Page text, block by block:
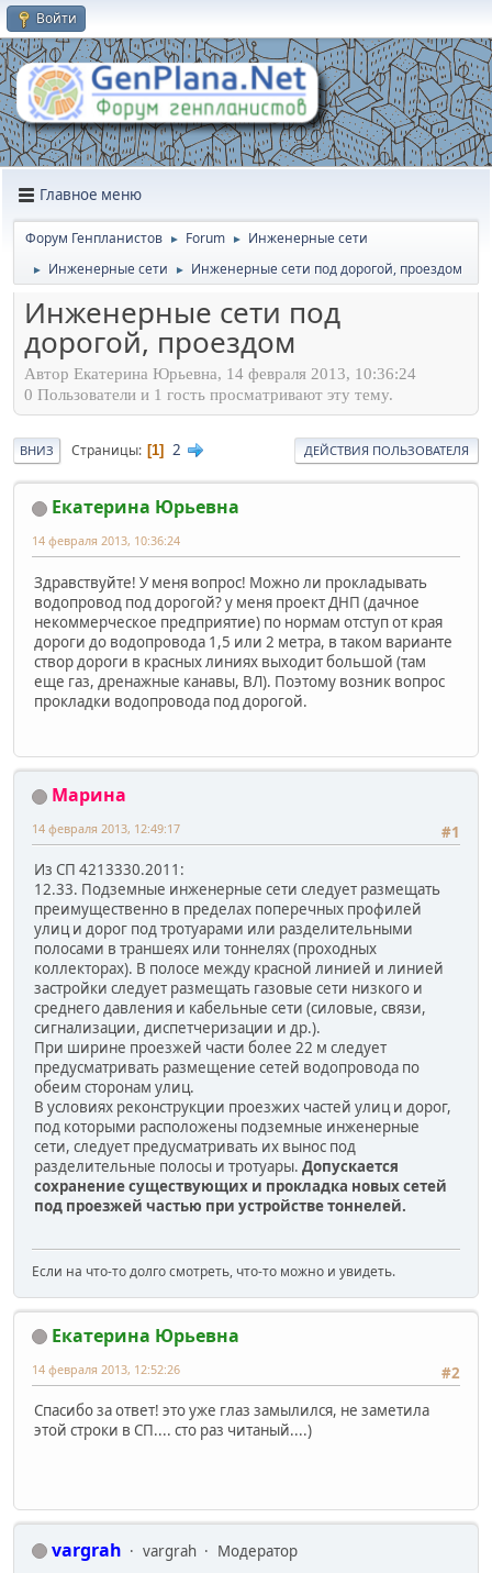
Войти
Главное меню
Форум Генпланистов ► Forum ► Инженерные сети
► Инженерные сети ► Инженерные сети под дорогой, проездом
Инженерные сети под
дорогой, проездом
Автор Екатерина Юрьевна, 14 февраля 2013, 10:36:24
0 Пользователи и 1 гость просматривают эту тему.
ВНИЗ Страницы 1 2 ДЕЙСТВИЯ ПОЛЬЗОВАТЕЛЯ
Екатерина Юрьевна
14 февраля 2013, 10:36:24
Здравствуйте! У меня вопрос! Можно ли прокладывать
водопровод под дорогой? у меня проект ДНП (дачное
некоммерческое предприятие) по нормам отступ от края
дороги до водопровода 1,5 или 2 метра, в таком варианте
створ дороги в красных линиях выходит большой (там
еще газ, дренажные канавы, ВЛ). Поэтому возник вопрос
прокладки водопровода под дорогой.
Марина
#1
14 февраля 2013, 12:49:17
Из СП 4213330.2011:
12.33. Подземные инженерные сети следует размещать
преимущественно в пределах поперечных профилей
улиц и дорог под тротуарами или разделительными
полосами в траншеях или тоннелях (проходных
коллекторах). В полосе между красной линией и линией
застройки следует размещать газовые сети низкого и
среднего давления и кабельные сети (силовые, связи,
сигнализации, диспетчеризации и др.).
При ширине проезжей части более 22 м следует
предусматривать размещение сетей водопровода по
обеим сторонам улиц.
В условиях реконструкции проезжих частей улиц и дорог,
под которыми расположены подземные инженерные
сети, следует предусматривать их вынос под
разделительные полосы и тротуары. Допускается
сохранение существующих и прокладка новых сетей
под проезжей частью при устройстве тоннелей.
Если на что-то долго смотреть, что-то можно и увидеть.
Екатерина Юрьевна
#2
14 февраля 2013, 12:52:26
Спасибо за ответ! это уже глаз замылился, не заметила
этой строки в СП.... сто раз читаный....)
vargrah vargrah
Модератор